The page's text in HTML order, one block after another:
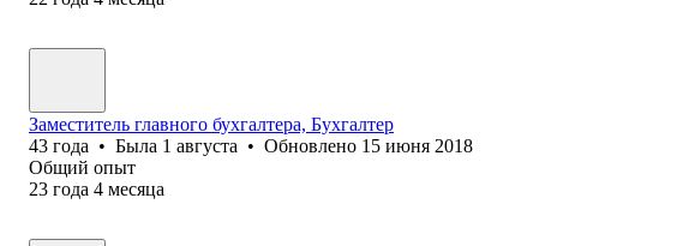
Заместитель главного бухгалтера, Бухгалтер
43 года • Была 1 августа • Обновлено 15 июня 2018
Общий опыт
23 года 4 месяца